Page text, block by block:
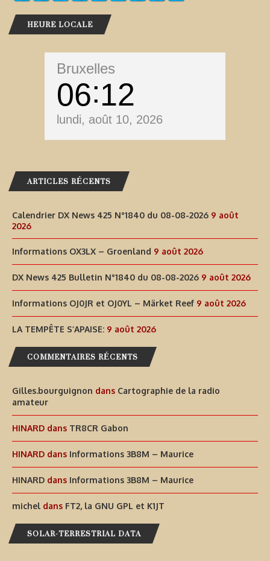
HEURE LOCALE
Bruxelles
06 12
lundi, août 10, 2026
ARTICLES RÉCENTS
Calendrier DX News 425 N°1840 du 08-08-2026 9 août
2026
Informations OX3LX – Groenland 9 août 2026
DX News 425 Bulletin N°1840 du 08-08-2026 9 août 2026
Informations OJ0JR et OJ0YL – Märket Reef 9 août 2026
LA TEMPÊTE S’APAISE: 9 août 2026
COMMENTAIRES RÉCENTS
Gilles.bourguignon dans Cartographie de la radio
amateur
HINARD dans TR8CR Gabon
HINARD dans Informations 3B8M – Maurice
HINARD dans Informations 3B8M – Maurice
michel dans FT2, la GNU GPL et K1JT
SOLAR-TERRESTRIAL DATA